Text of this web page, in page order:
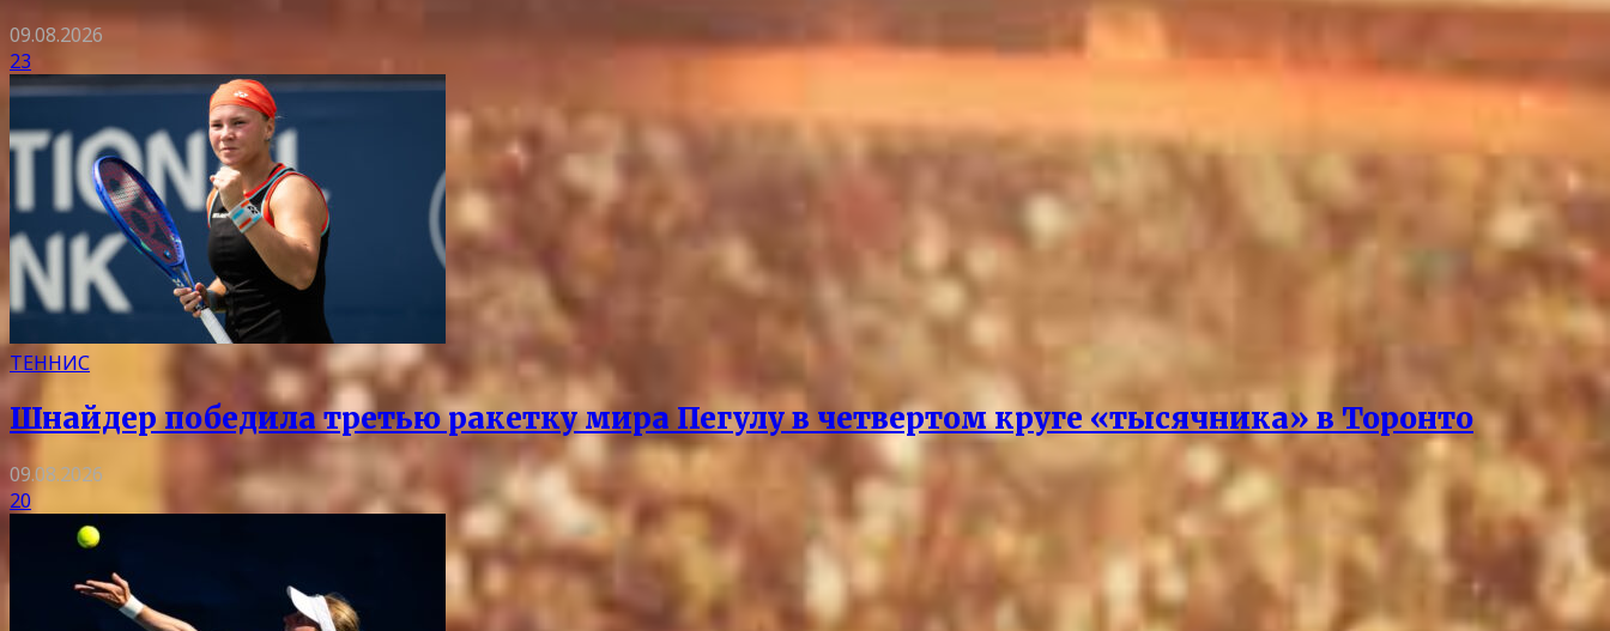
09.08.2026
23
ТЕННИС
Шнайдер победила третью ракетку мира Пегулу в четвертом круге «тысячника» в Торонто
09.08.2026
20